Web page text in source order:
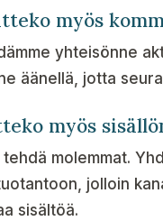
myös
yhteisönne
äänellä, jotta
myös
tehdä molemmat.
jolloin
sisältöä.